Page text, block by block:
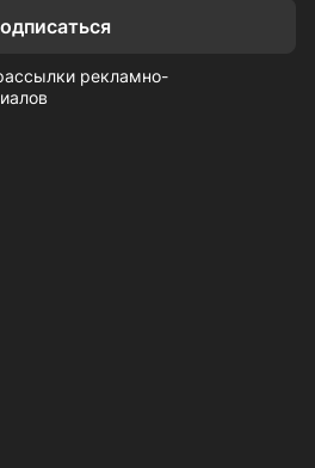
рекламно-